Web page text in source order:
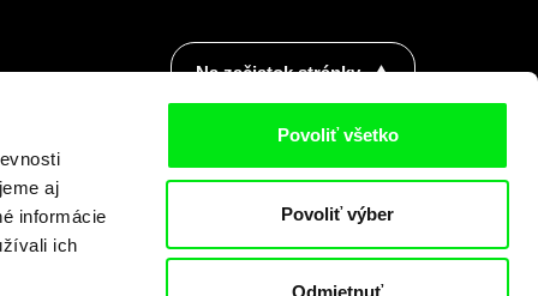
aj
informácie
ich
Povoliť všetko
Povoliť výber
Odmietnuť
Na začiatok stránky